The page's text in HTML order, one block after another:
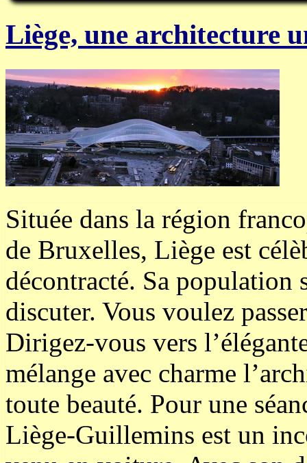
Liège, une architecture
Située dans la région
de Bruxelles, Liège est
décontracté. Sa population
discuter. Vous voulez
Dirigez-vous vers
mélange avec charme
toute beauté. Pour une
Liège-Guillemins est un